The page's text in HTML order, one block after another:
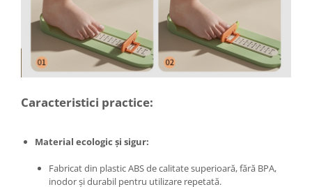
Plite & aragaze
Iluminat & electrice
Prelungitoare & cabluri electrice
Becuri
Conectori/doze
Lampi solare
Lumina de crestere pentru plante
Caracteristici practice:
Material ecologic și sigur:
Fabricat din plastic ABS de calitate superioară, fără BPA,
inodor și durabil pentru utilizare repetată.